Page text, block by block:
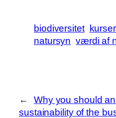
biodiversitet
natursyn værdi af
←
Why you should
sustainability of the